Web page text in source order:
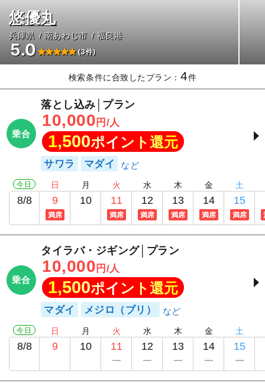
悠優丸
兵庫県 南あわじ市 福良港
5.0 (3件)
検索条件に合致したプラン：4件
乗合
落とし込み│プラン
10,000 円/人
1,500ポイント還元
サワラ マダイ
今日
8/8
日
9
満席
月
10
火
11
満席
水
12
満席
木
13
満席
金
14
満席
土
15
満席
乗合
タイラバ・ジギング│プラン
10,000 円/人
1,500ポイント還元
マダイ メジロ（ブリ）
今日
8/8
日
9
月
10
火
11
水
12
木
13
金
14
土
15